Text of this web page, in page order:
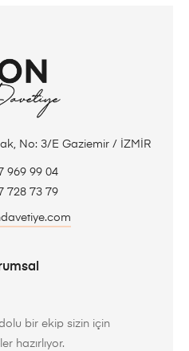
No: 3/E Gaziemir / İZMİR
969 99 04
728 73 79
bir ekip sizin için
hazırlıyor.